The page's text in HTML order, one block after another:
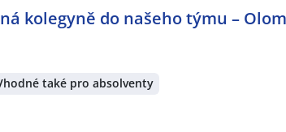
kolegyně do našeho týmu –
také pro absolventy